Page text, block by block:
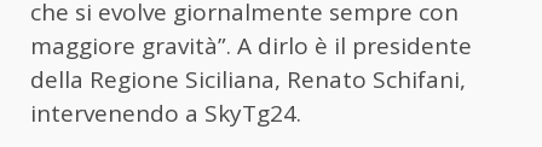
che si evolve giornalmente sempre con
maggiore gravità”. A dirlo è il presidente
della Regione Siciliana, Renato Schifani,
intervenendo a SkyTg24.